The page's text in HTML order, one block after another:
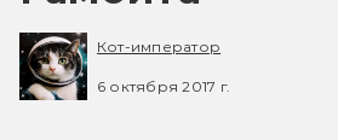
Кот-император
6 октября 2017 г.